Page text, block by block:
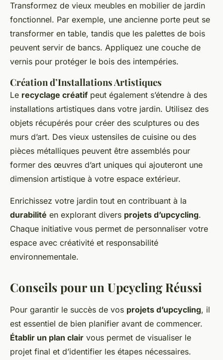
Transformez de vieux meubles en mobilier de jardin
fonctionnel. Par exemple, une ancienne porte peut se
transformer en table, tandis que les palettes de bois
peuvent servir de bancs. Appliquez une couche de
vernis pour protéger le bois des intempéries.
Création d’Installations Artistiques
Le recyclage créatifpeut également s’étendre à des
installations artistiques dans votre jardin. Utilisez des
objets récupérés pour créer des sculptures ou des
murs d’art. Des vieux ustensiles de cuisine ou des
pièces métalliques peuvent être assemblés pour
former des œuvres d’art uniques qui ajouteront une
dimension artistique à votre espace extérieur.
Enrichissez votre jardin tout en contribuant à la
durabilité en explorant divers projets d’upcycling.
Chaque initiative vous permet de personnaliser votre
espace avec créativité et responsabilité
environnementale.
Conseils pour un Upcycling Réussi
Pour garantir le succès de vos projets d’upcycling, il
est essentiel de bien planifier avant de commencer.
Établir un plan clair vous permet de visualiser le
projet final et d’identifier les étapes nécessaires.